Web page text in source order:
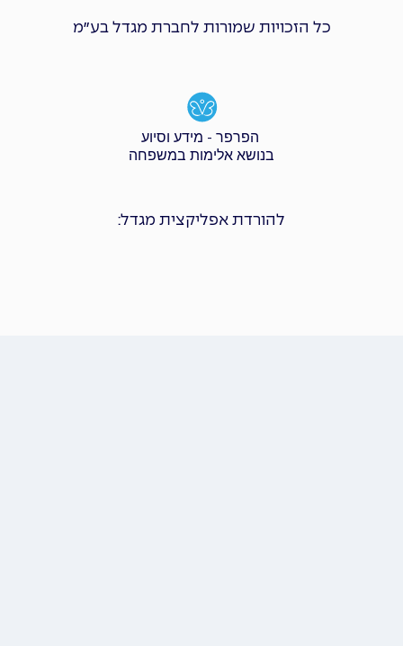
כל הזכויות שמורות לחברת מגדל בע״מ
הפרפר - מידע וסיוע
בנושא אלימות במשפחה
להורדת אפליקצית מגדל: